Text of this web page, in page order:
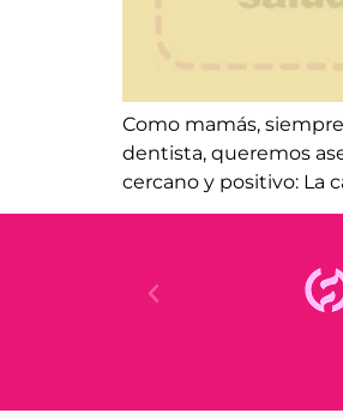
Como mamás,
dentista, queremos
cercano y positivo: La